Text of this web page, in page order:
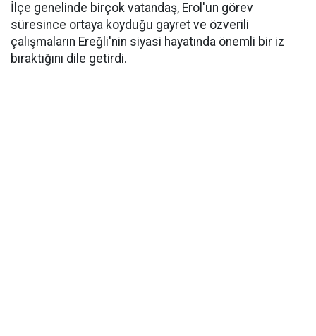
İlçe genelinde birçok vatandaş, Erol'un görev
süresince ortaya koyduğu gayret ve özverili
çalışmaların Ereğli'nin siyasi hayatında önemli bir iz
bıraktığını dile getirdi.